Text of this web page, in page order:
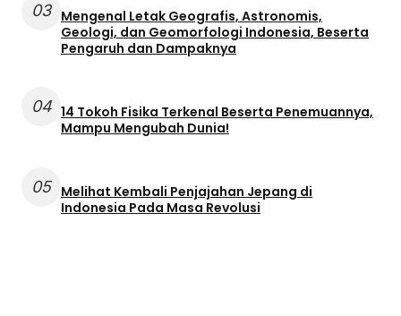
03 Mengenal Letak Geografis, Astronomis,
Geologi, dan Geomorfologi Indonesia, Beserta
Pengaruh dan Dampaknya
04 14 Tokoh Fisika Terkenal Beserta Penemuannya,
Mampu Mengubah Dunia!
05 Melihat Kembali Penjajahan Jepang di
Indonesia Pada Masa Revolusi